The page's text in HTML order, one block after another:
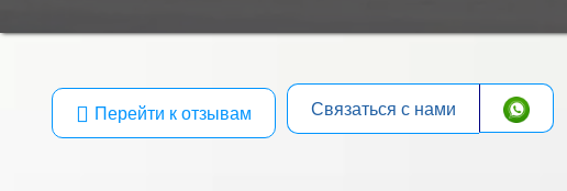
Перейти к отзывам Связаться с нами